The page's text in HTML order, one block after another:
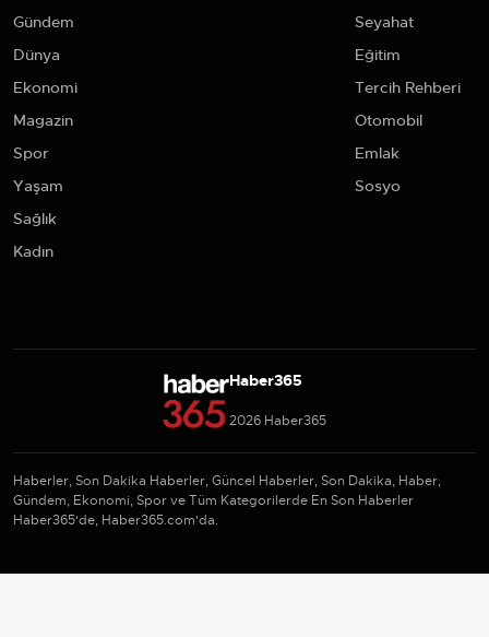
Gündem
Dünya
Ekonomi
Magazin
Spor
Yaşam
Sağlık
Kadın
Seyahat
Eğitim
Tercih Rehberi
Otomobil
Emlak
Sosyo
Haber365
2026 Haber365
Haberler, Son Dakika Haberler, Güncel Haberler, Son Dakika, Haber,
Gündem, Ekonomi, Spor ve Tüm Kategorilerde En Son Haberler
Haber365'de, Haber365.com'da.